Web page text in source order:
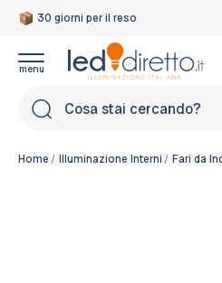
30 giorni per il reso
Garanzia Italiana
Home Illuminazione Interni Fari da